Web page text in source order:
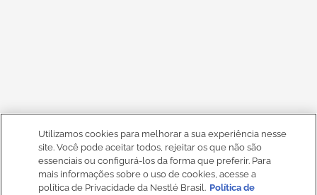
Utilizamos cookies para melhorar a sua experiência nesse
site. Você pode aceitar todos, rejeitar os que não são
essenciais ou configurá-los da forma que preferir. Para
mais informações sobre o uso de cookies, acesse a
política de Privacidade da Nestlé Brasil. Política de